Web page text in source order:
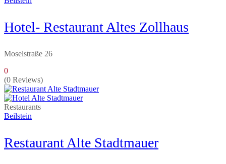
Hotel- Restaurant Altes Zollhaus
Moselstraße 26
0
(0 Reviews)
Restaurants
Beilstein
Restaurant Alte Stadtmauer